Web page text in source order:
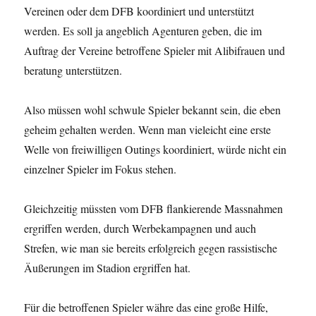
Vereinen oder dem DFB koordiniert und unterstützt
werden. Es soll ja angeblich Agenturen geben, die im
Auftrag der Vereine betroffene Spieler mit Alibifrauen und
beratung unterstützen.
Also müssen wohl schwule Spieler bekannt sein, die eben
geheim gehalten werden. Wenn man vieleicht eine erste
Welle von freiwilligen Outings koordiniert, würde nicht ein
einzelner Spieler im Fokus stehen.
Gleichzeitig müssten vom DFB flankierende Massnahmen
ergriffen werden, durch Werbekampagnen und auch
Strefen, wie man sie bereits erfolgreich gegen rassistische
Äußerungen im Stadion ergriffen hat.
Für die betroffenen Spieler währe das eine große Hilfe,